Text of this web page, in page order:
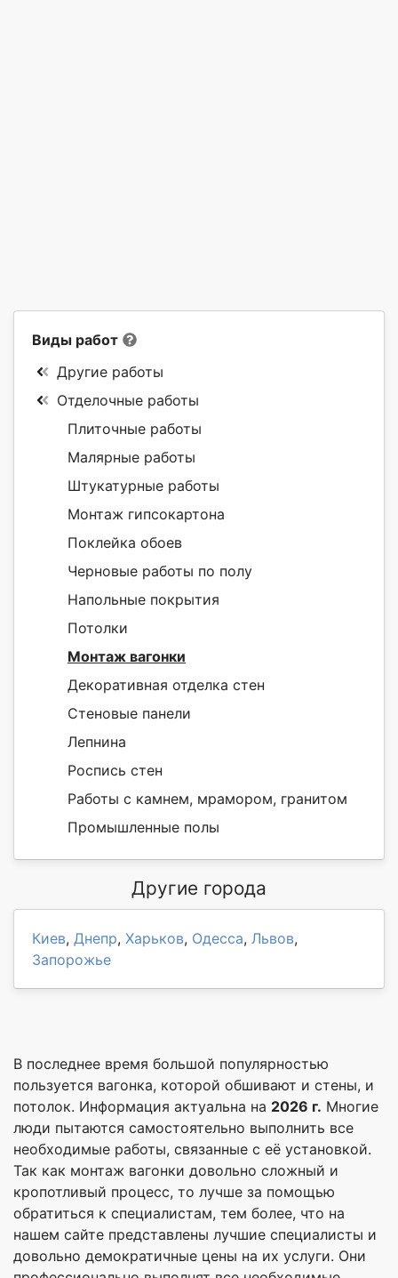
Виды работ
Другие работы
Отделочные работы
Плиточные работы
Малярные работы
Штукатурные работы
Монтаж гипсокартона
Поклейка обоев
Черновые работы по полу
Напольные покрытия
Потолки
Монтаж вагонки
Декоративная отделка стен
Стеновые панели
Лепнина
Роспись стен
Работы с камнем, мрамором, гранитом
Промышленные полы
Другие города
Киев, Днепр, Харьков, Одесса, Львов,
Запорожье
В последнее время большой популярностью
пользуется вагонка, которой обшивают и стены, и
потолок. Информация актуальна на 2026 г. Многие
люди пытаются самостоятельно выполнить все
необходимые работы, связанные с её установкой.
Так как монтаж вагонки довольно сложный и
кропотливый процесс, то лучше за помощью
обратиться к специалистам, тем более, что на
нашем сайте представлены лучшие специалисты и
довольно демократичные цены на их услуги. Они